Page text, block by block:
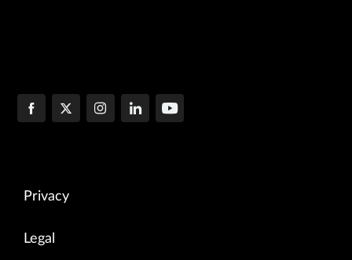
Privacy
Legal